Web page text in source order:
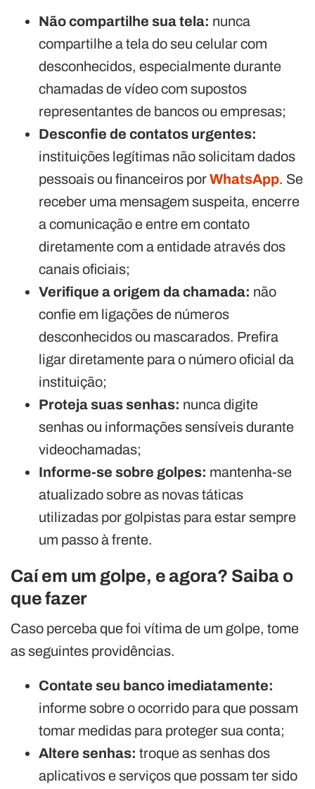
Não compartilhe sua tela: nunca
compartilhe a tela do seu celular com
desconhecidos, especialmente durante
chamadas de vídeo com supostos
representantes de bancos ou empresas;
Desconfie de contatos urgentes:
instituições legítimas não solicitam dados
pessoais ou financeiros porWhatsApp. Se
receber uma mensagem suspeita, encerre
a comunicação e entre em contato
diretamente com a entidade através dos
canais oficiais;
Verifique a origem da chamada: não
confie em ligações de números
desconhecidos ou mascarados. Prefira
ligar diretamente para o número oficial da
instituição;
Proteja suas senhas: nunca digite
senhas ou informações sensíveis durante
videochamadas;
Informe-se sobre golpes: mantenha-se
atualizado sobre as novas táticas
utilizadas por golpistas para estar sempre
um passo à frente.
Caí em um golpe, e agora? Saiba o
que fazer
Caso perceba que foi vítima de um golpe, tome
as seguintes providências.
Contate seu banco imediatamente:
informe sobre o ocorrido para que possam
tomar medidas para proteger sua conta;
Altere senhas: troque as senhas dos
aplicativos e serviços que possam ter sido